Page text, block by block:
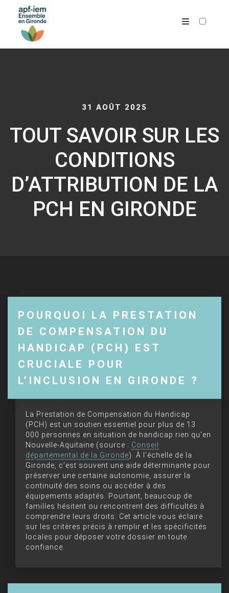
31 AOÛT 2025
TOUT SAVOIR SUR LES
CONDITIONS
D’ATTRIBUTION DE LA
PCH EN GIRONDE
POURQUOI LA PRESTATION
DE COMPENSATION DU
HANDICAP (PCH) EST
CRUCIALE POUR
L’INCLUSION EN GIRONDE ?
La Prestation de Compensation du Handicap
(PCH) est un soutien essentiel pour plus de 13
000 personnes en situation de handicap rien qu’en
Nouvelle-Aquitaine (source : Conseil
départemental de la Gironde). À l’échelle de la
Gironde, c’est souvent une aide déterminante pour
préserver une certaine autonomie, assurer la
continuité des soins ou accéder à des
équipements adaptés. Pourtant, beaucoup de
familles hésitent ou rencontrent des difficultés à
comprendre leurs droits. Cet article vous éclaire
sur les critères précis à remplir et les spécificités
locales pour déposer votre dossier en toute
confiance.